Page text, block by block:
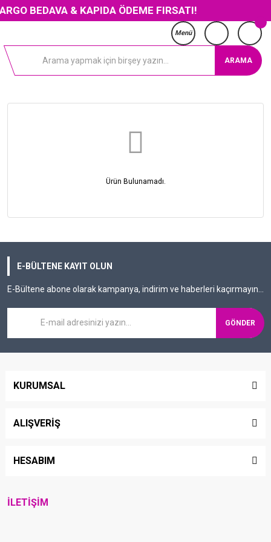
BEDAVA & KAPIDA ÖDEME FIRSATI!
Menü
ARAMA
Ürün Bulunamadı.
E-BÜLTENE KAYIT OLUN
E-Bültene abone olarak kampanya, indirim ve haberleri kaçırmayın...
GÖNDER
KURUMSAL
ALIŞVERİŞ
HESABIM
İLETİŞİM